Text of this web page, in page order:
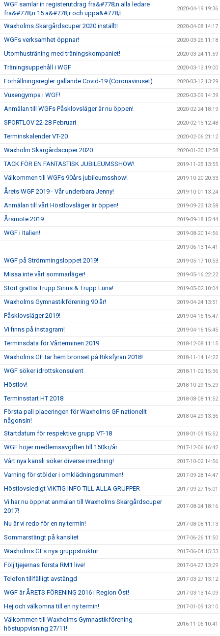
WGF samlar in registerutdrag fra&#778;n alla ledare
fra&#778;n 15 a&#778;r och uppa&#778;t
2020-04-19 19:36
Waxholms Skärgårdscuper 2020 inställt! 2020-04-08 14:17
WGFs verksamhet öppnar! 2020-03-26 11:18
Utomhusträning med träningskompaniet! 2020-03-24 11:59
Träningsuppehåll i WGF 2020-03-13 19:00
Förhållningsregler gällande Covid-19 (Coronaviruset) 2020-03-12 13:29
Vuxengympa i WGF! 2020-03-09 14:39
Anmälan till WGFs Påsklovsläger är nu öppen! 2020-02-24 18:19
SPORTLOV 22-28 Februari 2020-02-15 12:48
Terminskalender VT-20 2020-02-06 21:12
Waxholm Skärgårdscuper 2020 2020-01-30 12:58
TACK FÖR EN FANTASTISK JUBILEUMSSHOW! 2019-11-25 13:55
Välkommen till WGFs 90års jubileumsshow! 2019-10-20 20:33
Årets WGF 2019 - Vår underbara Jenny! 2019-10-01 13:24
Anmälan till vårt Höstlovsläger är öppen! 2019-09-23 13:58
Årsmöte 2019 2019-09-18 15:44
WGF i Italien! 2019-08-20 14:56
2019-06-13 14:41
WGF på Strömmingsloppet 2019! 2019-05-17 10:53
Missa inte vårt sommarläger! 2019-05-16 22:22
Stort grattis Trupp Sirius & Trupp Luna! 2019-05-02 10:04
Waxholms Gymnastikförening 90 år! 2019-04-24 13:51
Påsklovsläger 2019! 2019-04-16 15:47
Vi finns på instagram! 2019-04-16 15:45
Terminsdata för Vårterminen 2019 2018-12-08 11:15
Waxholms GF tar hem bronset på Riksfyran 2018! 2018-11-14 14:22
WGF söker idrottskonsulent 2018-11-02 15:36
Höstlov! 2018-10-29 15:29
Terminsstart HT 2018 2018-08-08 11:52
Första pall placeringen för Waxholms GF nationellt
någonsin!
2018-04-29 13:36
Startdatum för respektive grupp VT-18 2018-01-09 15:52
WGF höjer medlemsavgiften till 150kr/år 2017-12-06 16:42
Vårt nya kansli söker diverse inredning! 2017-10-02 14:56
Varning för stölder i omklädningsrummen! 2017-09-28 14:47
Höstlovsledigt VIKTIG INFO TILL ALLA GRUPPER 2017-09-27 15:01
Vi har nu öppnat anmälan till Waxholms Skärgårdscuper
2017!
2017-08-24 18:16
Nu är vi redo för en ny termin! 2017-08-08 11:13
Sommarstängt på kansliet 2017-06-26 11:50
Waxholms GFs nya gruppstruktur 2017-06-04 15:33
Följ tjejernas första RM1 live! 2017-04-27 13:29
Telefon tillfälligt avstängd 2017-03-27 13:12
WGF är ÅRETS FÖRENING 2016 i Region Öst! 2017-03-13 14:09
Hej och välkomna till en ny termin! 2017-01-09 13:10
Välkommen till Waxholms Gymnastikförening
höstuppvisning 27/11!
2016-11-06 10:41